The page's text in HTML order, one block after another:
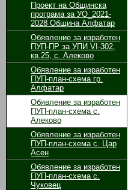
Проект на Общинска
програма за УО_2021-
2028 Община Алфатар
Обявление за изработен
ПУП-ПР за УПИ VІ-302,
кв.25, с. Алеково
Обявление за изработен
ПУП-план-схема гр.
Алфатар
Обявление за изработен
ПУП-план-схема с.
Алеково
Обявление за изработен
ПУП-план-схема с. Цар
Асен
Обявление за изработен
ПУП-план-схема с.
Чуковец